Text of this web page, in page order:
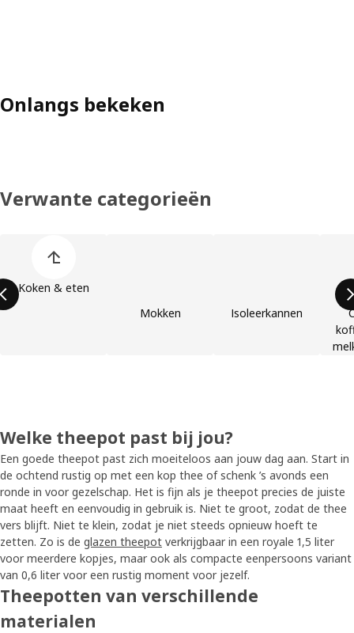
Onlangs bekeken
Verwante categorieën
Koken & eten
Mokken
Isoleerkannen
Welke theepot past bij jou?
Een goede theepot past zich moeiteloos aan jouw dag aan. Start in
de ochtend rustig op met een kop thee of schenk ’s avonds een
ronde in voor gezelschap. Het is fijn als je theepot precies de juiste
maat heeft en eenvoudig in gebruik is. Niet te groot, zodat de thee
vers blijft. Niet te klein, zodat je niet steeds opnieuw hoeft te
zetten. Zo is de glazen theepot verkrijgbaar in een royale 1,5 liter
voor meerdere kopjes, maar ook als compacte eenpersoons variant
van 0,6 liter voor een rustig moment voor jezelf.
Theepotten van verschillende
materialen